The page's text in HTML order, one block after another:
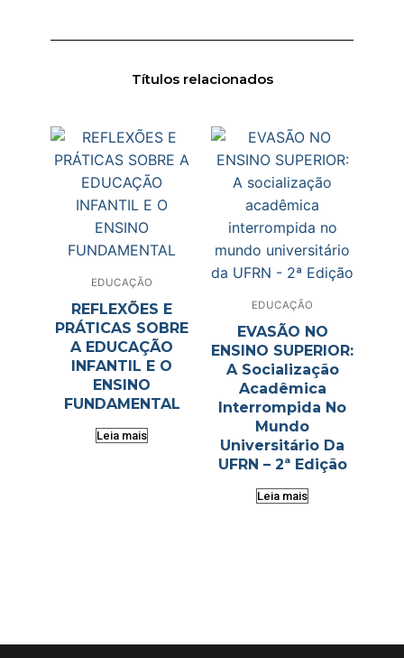
Títulos relacionados
EDUCAÇÃO
REFLEXÕES E
PRÁTICAS SOBRE
A EDUCAÇÃO
INFANTIL E O
ENSINO
FUNDAMENTAL
Leia mais
EDUCAÇÃO
EVASÃO NO
ENSINO SUPERIOR:
A Socialização
Acadêmica
Interrompida No
Mundo
Universitário Da
UFRN – 2ª Edição
Leia mais